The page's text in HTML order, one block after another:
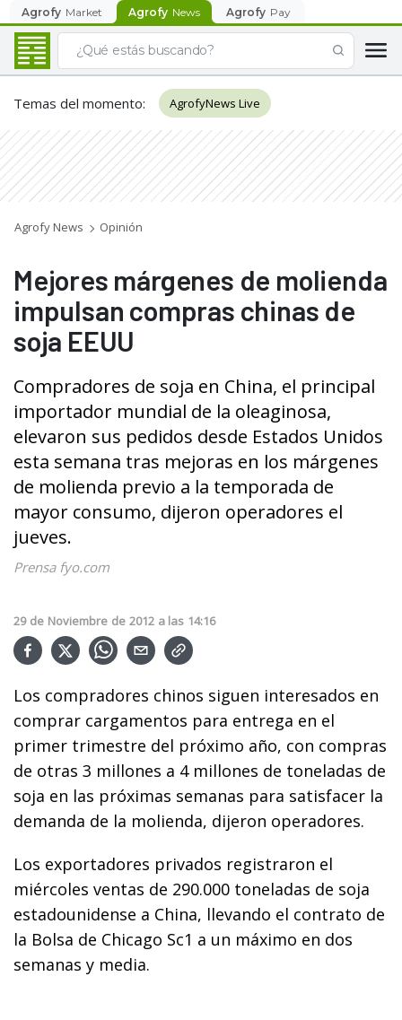
Agrofy Market Agrofy News Agrofy Pay
Temas del momento: AgrofyNews Live
Agrofy News Opinión
Mejores márgenes de molienda
impulsan compras chinas de
soja EEUU
Compradores de soja en China, el principal
importador mundial de la oleaginosa,
elevaron sus pedidos desde Estados Unidos
esta semana tras mejoras en los márgenes
de molienda previo a la temporada de
mayor consumo, dijeron operadores el
jueves.
Prensa fyo.com
29 de Noviembre de 2012 a las 14:16
Los compradores chinos siguen interesados en
comprar cargamentos para entrega en el
primer trimestre del próximo año, con compras
de otras 3 millones a 4 millones de toneladas de
soja en las próximas semanas para satisfacer la
demanda de la molienda, dijeron operadores.
Los exportadores privados registraron el
miércoles ventas de 290.000 toneladas de soja
estadounidense a China, llevando el contrato de
la Bolsa de Chicago Sc1 a un máximo en dos
semanas y media.